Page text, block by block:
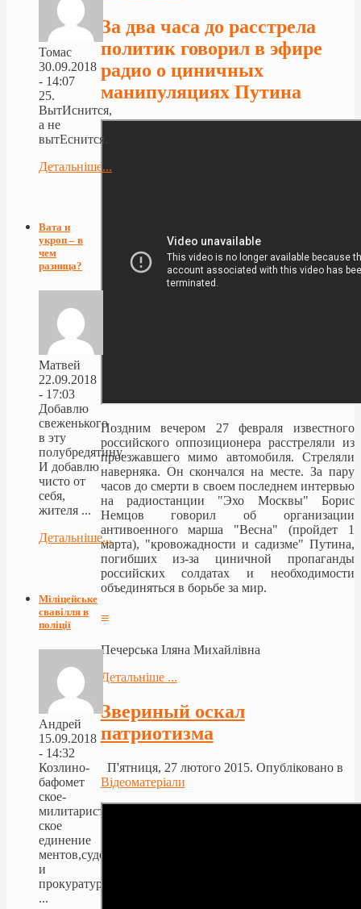
За два часа до расстрела
политик говорил в эфире
радио о циничных
манипуляциях Путина
Поздним вечером 27 февраля известного
российского оппозиционера расстреляли из
проезжавшего мимо автомобиля. Стреляли
наверняка. Он скончался на месте. За пару
часов до смерти в своем последнем интервью
на радиостанции "Эхо Москвы" Борис
Немцов говорил об организации
антивоенного марша "Весна" (пройдет 1
марта), "кровожадности и садизме" Путина,
погибших из-за циничной пропаганды
российских солдатах и необходимости
объединяться в борьбе за мир.
≡
Печерська Іляна Михайлівна
Детальніше ...
Звериный оскал
патриотизма
П'ятниця, 27 лютого 2015. Опубліковано в
Відеоматеріали
Томас
30.09.2018
- 14:07
25.
ВытИснится,
а не
вытЕснится.
Детальніше...
Вата и
укроп – в
чем
разница?
Матвей
22.09.2018
- 17:03
Добавлю
свеженького
в эту
полубредятину.
И добавлю
чисто от
себя,
жителя ...
Детальніше...
Міліцейське
свавілля в
поліції
Андрей
15.09.2018
- 14:32
Козлино-
бафомет
ское-
милитарист
ское
единение
ментов,судей
и
прокуратуры
...